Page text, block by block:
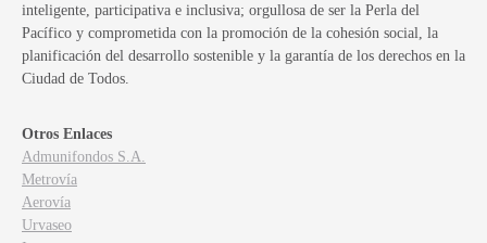
inteligente, participativa e inclusiva; orgullosa de ser la Perla del
Pacífico y comprometida con la promoción de la cohesión social, la
planificación del desarrollo sostenible y la garantía de los derechos en la
Ciudad de Todos.
Otros Enlaces
Admunifondos S.A.
Metrovía
Aerovía
Urvaseo